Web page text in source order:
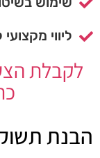
ליווי
לקבלת
הבנת